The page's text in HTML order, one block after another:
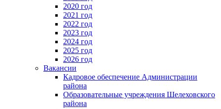
2020 год
2021 год
2022 год
2023 год
2024 год
2025 год
2026 год
Вакансии
Кадровое обеспечение Администрации
района
Образовательные учреждения Шелеховского
района